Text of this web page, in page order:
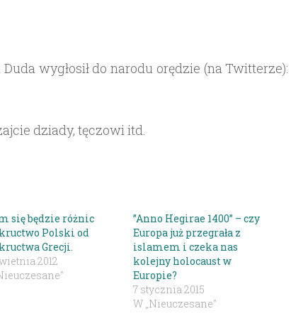
wygłosił do narodu orędzie (na Twitterze):
dziady, tęczowi itd.
się będzie różnic
Polski od
Grecji.
2012
”Anno Hegirae 1400” – czy
Europa już przegrała z
islamem i czeka nas
kolejny holocaust w
Europie?
7 stycznia 2015
W „Nieuczesane"